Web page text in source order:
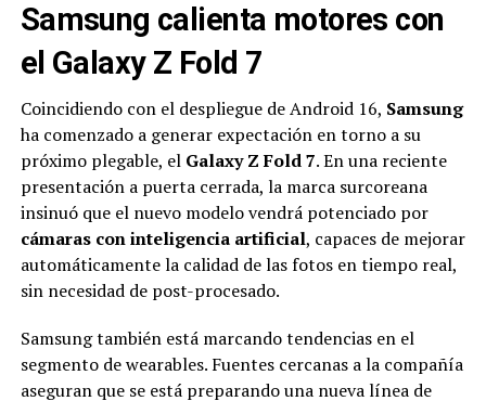
Samsung calienta motores con
el Galaxy Z Fold 7
Coincidiendo con el despliegue de Android 16, Samsung
ha comenzado a generar expectación en torno a su
próximo plegable, el Galaxy Z Fold 7. En una reciente
presentación a puerta cerrada, la marca surcoreana
insinuó que el nuevo modelo vendrá potenciado por
cámaras con inteligencia artificial, capaces de mejorar
automáticamente la calidad de las fotos en tiempo real,
sin necesidad de post-procesado.
Samsung también está marcando tendencias en el
segmento de wearables. Fuentes cercanas a la compañía
aseguran que se está preparando una nueva línea de